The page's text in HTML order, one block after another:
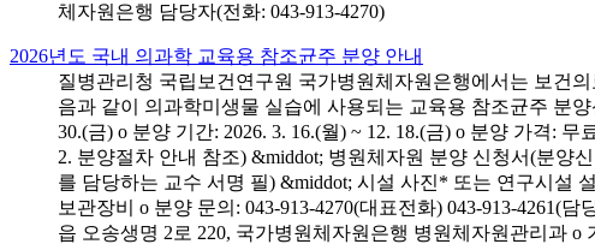
체자원은행 담당자(전화: 043-913-4270)
2026년도 국내 의과학 교육용 참조균주 분양 안내
질병관리청 국립보건연구원 국가병원체자원은행에서는 보건
음과 같이 의과학미생물 실습에 사용되는 교육용 참조균주 분
30.(금) o 분양 기간: 2026. 3. 16.(월) ~ 12. 18.(금) o 분양 가격:
2. 분양절차 안내 참조) &middot; 병원체자원 분양 신청서(분양
를 담당하는 교수 서명 필) &middot; 시설 사진* 또는 연구시설
보관장비 o 분양 문의: 043-913-4270(대표전화) 043-913-4261(
읍 오송생명 2로 220, 국가병원체자원은행 병원체자원관리과